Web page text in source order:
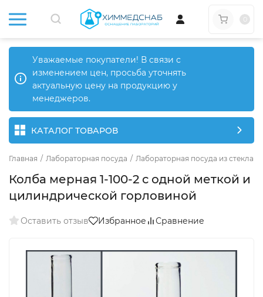
Уважаемые покупатели! В связи с
изменением цен, просьба уточнять
актуальную цену на продукцию у
менеджеров.
КАТАЛОГ ТОВАРОВ
Главная / Лабораторная посуда / Лабораторная посуда из стекла
Колба мерная 1-100-2 с одной меткой и
цилиндрической горловиной
Оставить отзыв Избранное Сравнение